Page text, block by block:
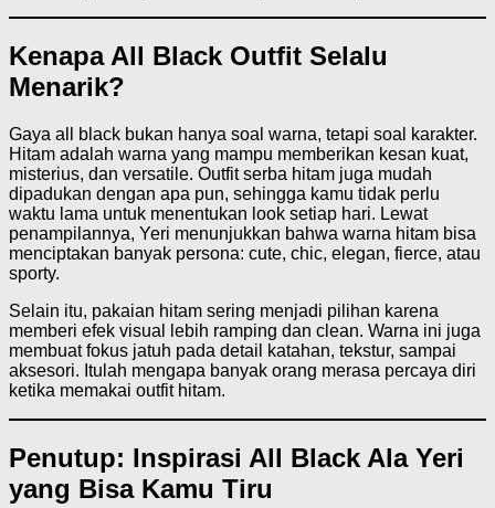
Kenapa All Black Outfit Selalu
Menarik?
Gaya all black bukan hanya soal warna, tetapi soal karakter.
Hitam adalah warna yang mampu memberikan kesan kuat,
misterius, dan versatile. Outfit serba hitam juga mudah
dipadukan dengan apa pun, sehingga kamu tidak perlu
waktu lama untuk menentukan look setiap hari. Lewat
penampilannya, Yeri menunjukkan bahwa warna hitam bisa
menciptakan banyak persona: cute, chic, elegan, fierce, atau
sporty.
Selain itu, pakaian hitam sering menjadi pilihan karena
memberi efek visual lebih ramping dan clean. Warna ini juga
membuat fokus jatuh pada detail katahan, tekstur, sampai
aksesori. Itulah mengapa banyak orang merasa percaya diri
ketika memakai outfit hitam.
Penutup: Inspirasi All Black Ala Yeri
yang Bisa Kamu Tiru